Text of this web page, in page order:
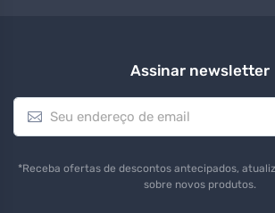
Assinar newsletter
E
a
*Receba ofertas de descontos antecipados,
sobre novos produtos.